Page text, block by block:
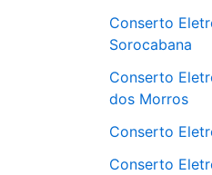
Conserto
Sorocabana
Conserto
dos Morros
Conserto
Conserto